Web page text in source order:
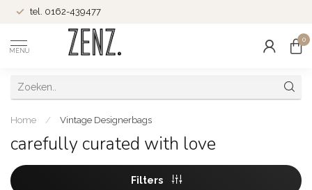
tel. 0162-439477
MENU
0
Home / Vintage Designerbags
carefully curated with love
Filters